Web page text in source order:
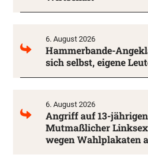
6. August 2026
Hammerbande-
sich selbst, eigene
6. August 2026
Angriff auf 13-
Mutmaßlicher
wegen Wahlplakaten